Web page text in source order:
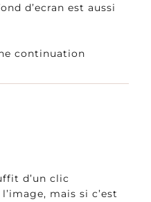
d’ecran est aussi
continuation
d’un clic
mais si c’est